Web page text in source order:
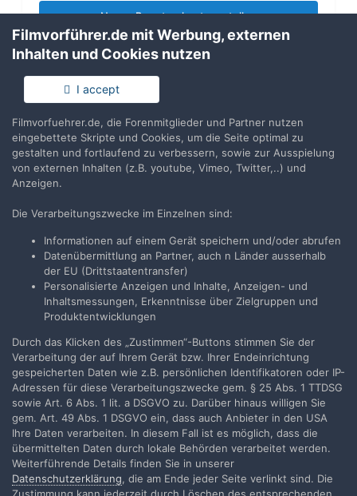
Neues Benutzerkonto erstellen
Du hast bereits ein Benutzerkonto? Melde Dich hier an.
Jetzt anmelden
Teilen Folgen
Zur Themenübersicht
Filmvorführer.de via Google durchsuchen:
Sprache
Impressum / Datenschutzerklärung
Nutzungsbedingungen
Realisierung: IN-Solution
Powered by Invision Community
Filmvorführer.de mit Werbung, externen
Inhalten und Cookies nutzen
I accept
Filmvorfuehrer.de, die Forenmitglieder und Partner nutzen
eingebettete Skripte und Cookies, um die Seite optimal zu
gestalten und fortlaufend zu verbessern, sowie zur Ausspielung
von externen Inhalten (z.B. youtube, Vimeo, Twitter,..) und
Anzeigen.
Die Verarbeitungszwecke im Einzelnen sind:
Informationen auf einem Gerät speichern und/oder abrufen
Datenübermittlung an Partner, auch n Länder ausserhalb
der EU (Drittstaatentransfer)
Personalisierte Anzeigen und Inhalte, Anzeigen- und
Inhaltsmessungen, Erkenntnisse über Zielgruppen und
Produktentwicklungen
Durch das Klicken des „Zustimmen“-Buttons stimmen Sie der
Verarbeitung der auf Ihrem Gerät bzw. Ihrer Endeinrichtung
gespeicherten Daten wie z.B. persönlichen Identifikatoren oder IP-
Adressen für diese Verarbeitungszwecke gem. § 25 Abs. 1 TTDSG
sowie Art. 6 Abs. 1 lit. a DSGVO zu. Darüber hinaus willigen Sie
gem. Art. 49 Abs. 1 DSGVO ein, dass auch Anbieter in den USA
Ihre Daten verarbeiten. In diesem Fall ist es möglich, dass die
übermittelten Daten durch lokale Behörden verarbeitet werden.
Weiterführende Details finden Sie in unserer
Datenschutzerklärung, die am Ende jeder Seite verlinkt sind. Die